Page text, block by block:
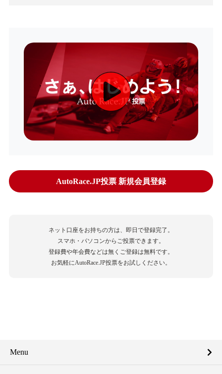
AutoRace.JP投票 新規会員登録
ネット口座をお持ちの方は、即日で登録完了。
スマホ・パソコンからご投票できます。
登録費や年会費などは無くご登録は無料です。
お気軽にAutoRace.JP投票をお試しください。
Menu